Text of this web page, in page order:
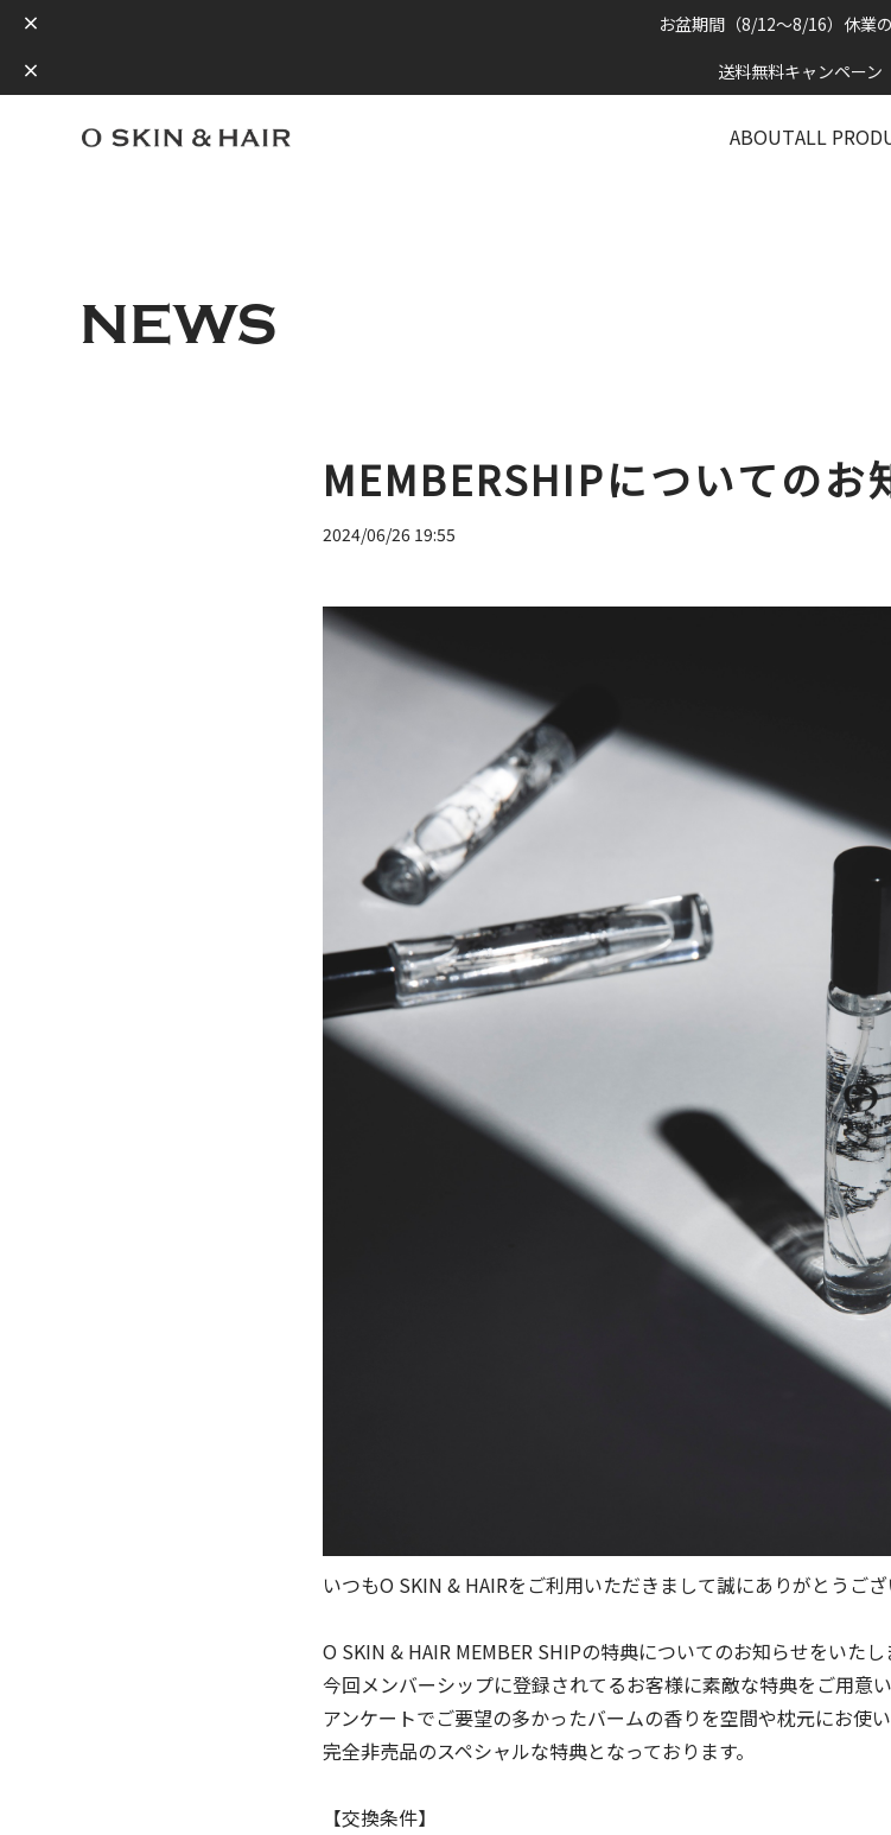
お盆期間（8/12～8/16）休業
送料無料キャンペーン
ABOUTALL
NEWS
MEMBERSHIPについてのお
2024/06/26 19:55
いつもO SKIN & HAIRをご利用いただきまして誠にありがとうござ
O SKIN & HAIR MEMBER SHIPの特典についてのお知らせをいたし
今回メンバーシップに登録されてるお客様に素敵な特典をご用意い
アンケートでご要望の多かったバームの香りを空間や枕元にお使
完全非売品のスペシャルな特典となっております。
【交換条件】